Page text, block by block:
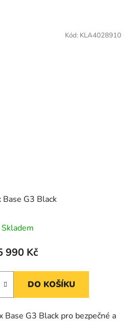
Base G3 Black
Skladem
990 Kč
DO KOŠÍKU
Base G3 Black pro bezpečné a
Kód: KLA4028910